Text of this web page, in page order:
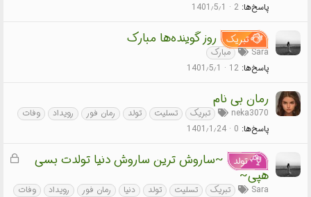
پاسخ‌ها 2 1401٫5٫1
تبریک روز گوینده‌ها مبارک
Sara
مبارک
پاسخ‌ها 12 1401٫5٫1
رمان بی نام
neka3070 تبریک تسلیت تولد رمان فور رویداد
وفات
پاسخ‌ها 0 1401٫1٫24
ق
تولد
~ساروش ترین ساروش دنیا تولدت بسی
هپی~
Sara تبریک تسلیت تولد دنیا رمان فور رویداد
وفات